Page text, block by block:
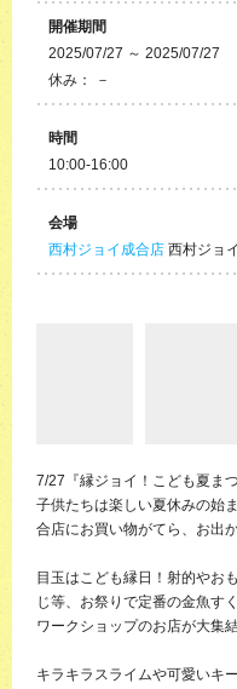
開催期間
2025/07/27 ～ 2025/07/27
休み： －
時間
10:00-16:00
会場
西村ジョイ成合店 西村ジョ
7/27『縁ジョイ！こども夏ま
子供たちは楽しい夏休みの始
合店にお買い物がてら、お出
目玉はこども縁日！射的やお
じ等、お祭りで定番の金魚す
ワークショップのお店が大集結
キラキラスライムや可愛いキ